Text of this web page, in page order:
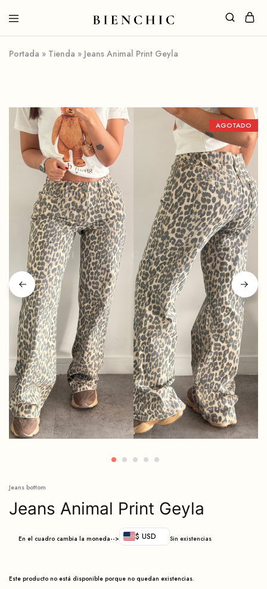
Portada » Tienda » Jeans Animal Print Geyla
AGOTADO
Jeans bottom
Jeans Animal Print Geyla
En el cuadro cambia la moneda--> $ USD Sin existencias
Este producto no está disponible porque no quedan existencias.